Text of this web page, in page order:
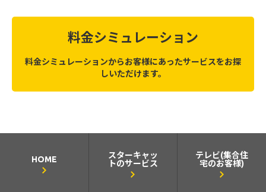
料金シミュレーション
料金シミュレーションからお客様にあったサービスをお探
しいただけます。
HOME
スターキャッ
トのサービス
テレビ(集合住
宅のお客様)